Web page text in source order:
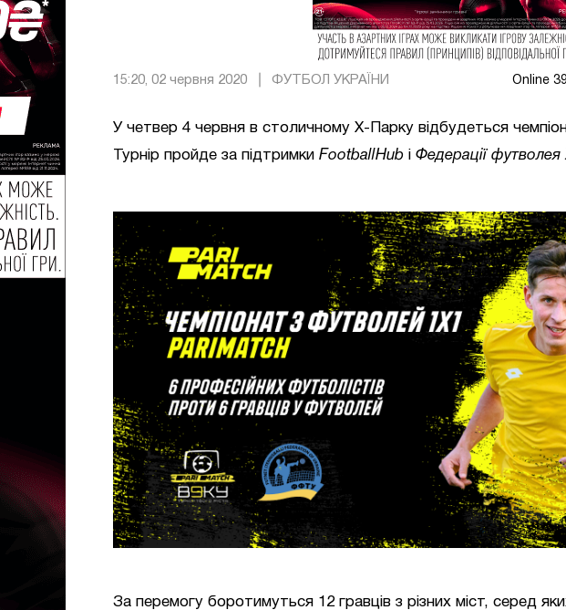
15:20, 02 червня 2020 ФУТБОЛ УКРАЇНИ Online
У четвер 4 червня в столичному Х-Парку відбудеться
Турнір пройде за підтримки FootballHub і Федерації футволея
За перемогу боротимуться 12 гравців з різних міст, серед